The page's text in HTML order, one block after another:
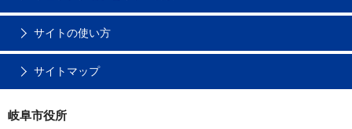
サイトの使い方
サイトマップ
岐阜市役所